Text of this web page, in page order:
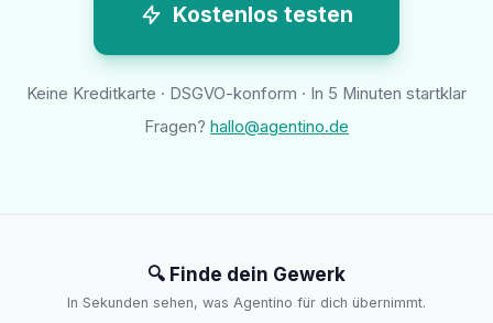
Kostenlos testen
Keine Kreditkarte · DSGVO-konform · In 5 Minuten startklar
Fragen? hallo@agentino.de
🔍 Finde dein Gewerk
In Sekunden sehen, was Agentino für dich übernimmt.